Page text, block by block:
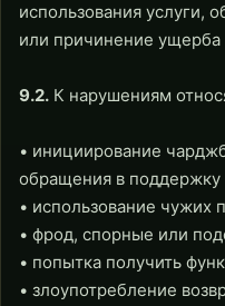
использования услуги,
или причинение
9.2. К нарушениям
• инициирование
обращения в поддержку
• использование чужих
• фрод, спорные или
• попытка получить
• злоупотребление